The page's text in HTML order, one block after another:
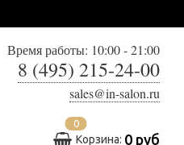
Время работы: 10:00 - 21:00
8 (495) 215-24-00
sales@in-salon.ru
0
Корзина: 0 руб